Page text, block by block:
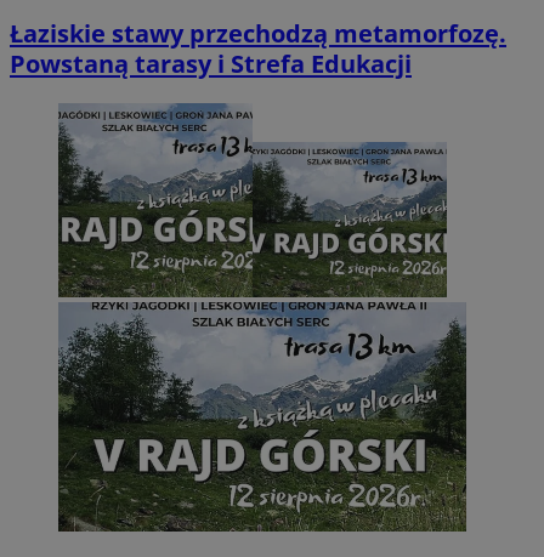
Łaziskie stawy przechodzą metamorfozę.
Powstaną tarasy i Strefa Edukacji